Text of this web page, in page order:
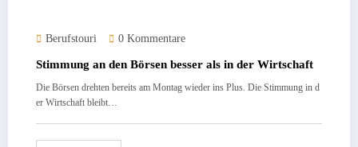
Berufstouri 0 Kommentare
Stimmung an den Börsen besser als in der Wirtschaft
Die Börsen drehten bereits am Montag wieder ins Plus. Die Stimmung in d
er Wirtschaft bleibt…